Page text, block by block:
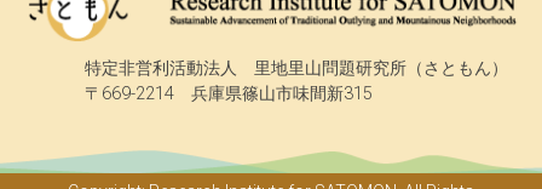
特定非営利活動法人 里地里山問題研究所（さともん）
〒669-2214 兵庫県篠山市味間新315